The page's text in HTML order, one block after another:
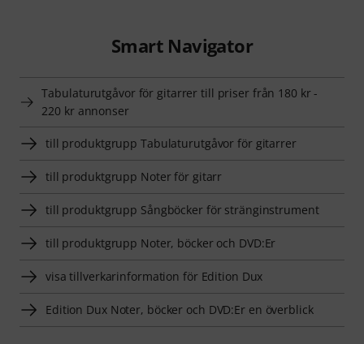
Smart Navigator
Tabulaturutgåvor för gitarrer till priser från 180 kr -
220 kr annonser
till produktgrupp Tabulaturutgåvor för gitarrer
till produktgrupp Noter för gitarr
till produktgrupp Sångböcker för stränginstrument
till produktgrupp Noter, böcker och DVD:Er
visa tillverkarinformation för Edition Dux
Edition Dux Noter, böcker och DVD:Er en överblick